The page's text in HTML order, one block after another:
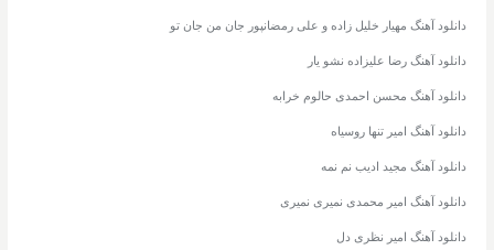
دانلود آهنگ مهیار خلیل زاده و علی رمضانپور جان من جان تو
دانلود آهنگ رضا علیزاده نشو یار
دانلود آهنگ محسن احمدی حالوم خرابه
دانلود آهنگ امیر تنها روسیاه
دانلود آهنگ مجید ادیب نم نمه
دانلود آهنگ امیر محمدی نمیری نمیری
دانلود آهنگ امیر نظری دل